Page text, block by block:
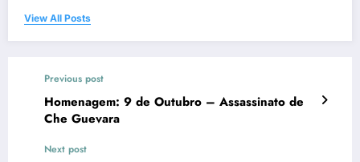
View All Posts
Previous post
Homenagem: 9 de Outubro – Assassinato de
Che Guevara
Next post